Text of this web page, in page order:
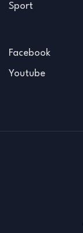
Sport
Facebook
Youtube